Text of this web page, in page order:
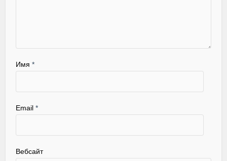
Имя *
Email *
Вебсайт